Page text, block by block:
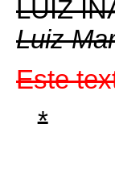
LUIZ
Luiz
Este
*